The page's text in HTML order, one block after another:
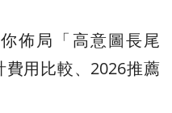
佈局「高意圖長尾
用比較、2026推薦